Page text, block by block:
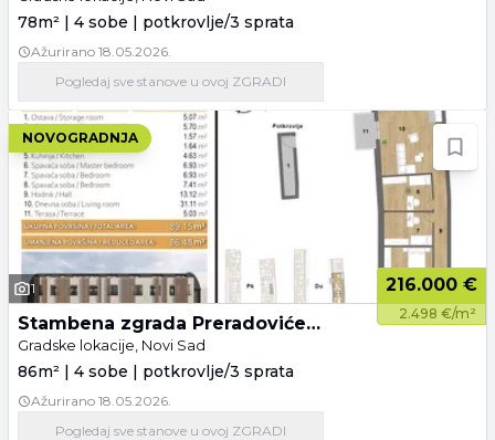
78m² | 4 sobe | potkrovlje/3 sprata
Ažurirano 18.05.2026.
Pogledajsve stanove u ovoj ZGRADI
NOVOGRADNJA
1 216.000 €
2.498 €/m²
Stambena zgrada Preradovićeva 84
Gradske lokacije, Novi Sad
86m² | 4 sobe | potkrovlje/3 sprata
Ažurirano 18.05.2026.
Pogledajsve stanove u ovoj ZGRADI